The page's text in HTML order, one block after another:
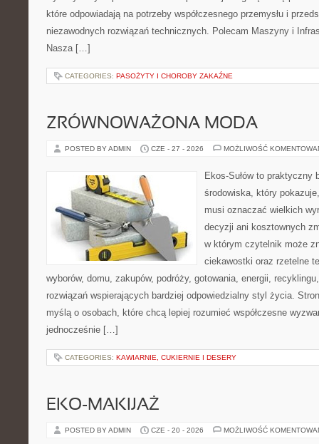
które odpowiadają na potrzeby współczesnego przemysłu i
niezawodnych rozwiązań technicznych. Polecam Maszyny i
Nasza […]
CATEGORIES: PASOŻYTY I CHOROBY ZAKAŹNE
ZRÓWNOWAŻONA MODA
POSTED BY ADMIN CZE - 27 - 2026 MOŻLIWOŚĆ
Ekos-Sułów to praktyczny
środowiska, który
musi oznaczać wielkich
decyzji ani kosztownych
w którym czytelnik może
ciekawostki oraz rzetelne
wyborów, domu, zakupów, podróży, gotowania, energii,
rozwiązań wspierających bardziej odpowiedzialny styl życia.
myślą o osobach, które chcą lepiej rozumieć współczesne
jednocześnie […]
CATEGORIES: KAWIARNIE, CUKIERNIE I DESERY
EKO-MAKIJAŻ
POSTED BY ADMIN CZE - 20 - 2026 MOŻLIWOŚĆ